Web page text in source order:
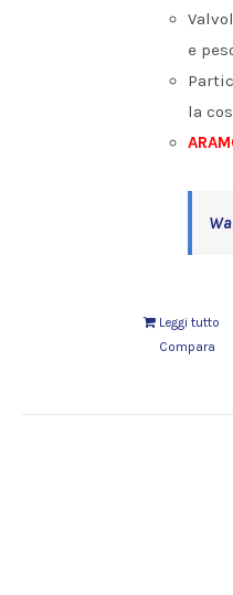
e
la
Leggi tutto
Compara